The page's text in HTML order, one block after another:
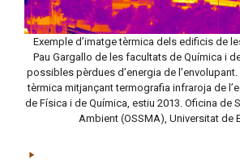
Exemple d’imatge tèrmica dels edificis de
Pau Gargallo de les facultats de Química i
possibles pèrdues d’energia de
tèrmica mitjançant termografia infraroja de
de Física i de Química, estiu 2013. Oficina de
Ambient (OSSMA), Universitat de